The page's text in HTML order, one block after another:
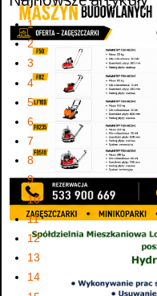
1
2
3
4
5
6
7
8
9
10
11
12
13
14